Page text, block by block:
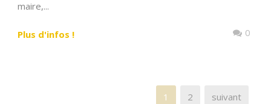
maire,...
Plus d'infos ! 0
1 2 suivant